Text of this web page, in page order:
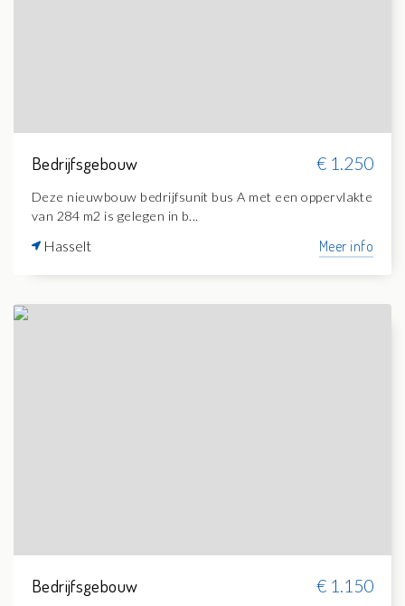
Bedrijfsgebouw € 1.250
Deze nieuwbouw bedrijfsunit bus A met een oppervlakte
van 284 m2 is gelegen in b...
Hasselt Meer info
Bedrijfsgebouw € 1.150